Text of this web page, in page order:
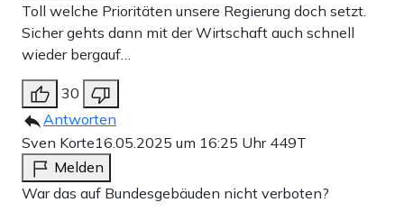
Toll welche Prioritäten unsere Regierung doch setzt.
Sicher gehts dann mit der Wirtschaft auch schnell
wieder bergauf…
30
Antworten
Sven Korte16.05.2025 um 16:25 Uhr 449T
Melden
War das auf Bundesgebäuden nicht verboten?